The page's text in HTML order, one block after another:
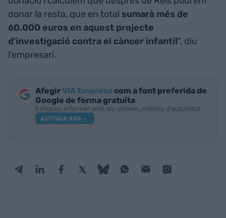
donar la resta, que en total sumarà més de
60.000 euros en aquest projecte
d'investigació contra el càncer infantil", diu
l'empresari.
AfegirVIA Empresa com a font preferida de
Google de forma gratuïta
Estigues informat amb les últimes notícies d'actualitat
ACTIVAR ARA